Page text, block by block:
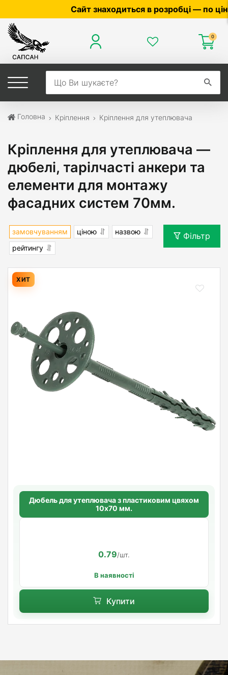
Сайт знаходиться в розробці — по ціні
0
Головна Кріплення Кріплення для утеплювача
Кріплення для утеплювача —
дюбелі, тарілчасті анкери та
елементи для монтажу
фасадних систем 70мм.
замовчуванням ціною
назвою
рейтингу
Фільтр
ХИТ
Дюбель для утеплювача з пластиковим цвяхом
10х70 мм.
0.79/шт.
В наявності
Купити